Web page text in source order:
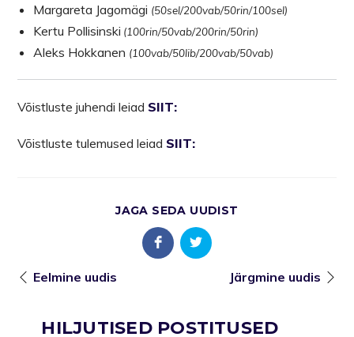
Margareta Jagomägi (50sel/200vab/50rin/100sel)
Kertu Pollisinski (100rin/50vab/200rin/50rin)
Aleks Hokkanen (100vab/50lib/200vab/50vab)
Võistluste juhendi leiad SIIT:
Võistluste tulemused leiad SIIT:
JAGA SEDA UUDIST
Eelmine uudis Järgmine uudis
HILJUTISED POSTITUSED